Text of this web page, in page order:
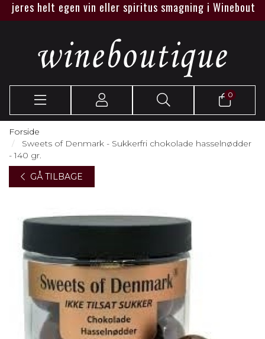
helt egen vin eller spiritus smagning i Wineboutique
0
Forside
Sweets of Denmark - Sukkerfri chokolade hasselnødder
- 140 gr.
GÅ TILBAGE